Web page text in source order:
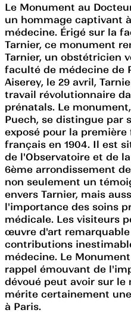
Le Monument au
un hommage captivant
médecine. Érigé sur la
Tarnier, ce monument
Tarnier, un obstétricien
faculté de médecine de
Aiserey, le 29 avril,
travail révolutionnaire
prénatals. Le
Puech, se distingue par
exposé pour la
français en 1904. Il est
de l'Observatoire et de
6ème arrondissement
non seulement un
envers Tarnier, mais
l'importance des soins
médicale. Les visiteurs
œuvre d'art
contributions
médecine. Le
rappel émouvant de
dévoué peut avoir sur le
mérite certainement
à Paris.